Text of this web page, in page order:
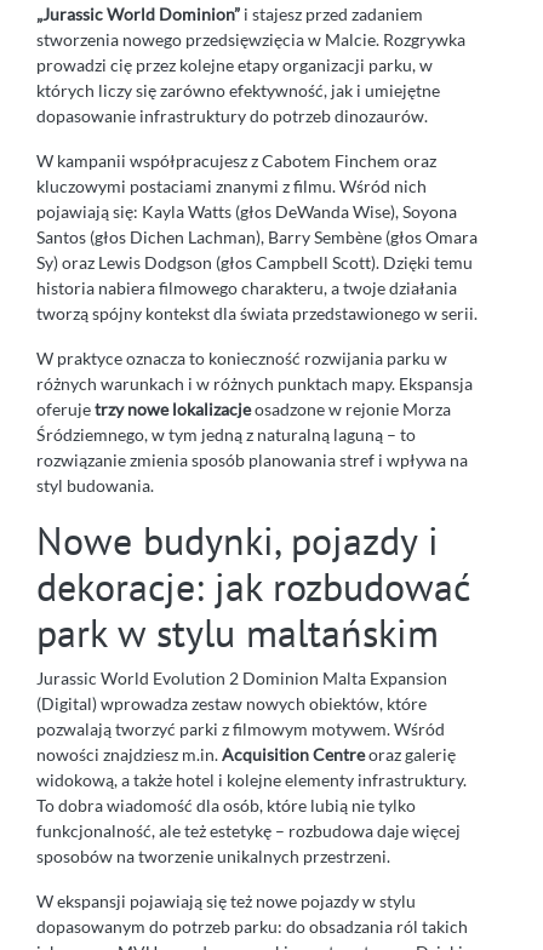
„Jurassic World Dominion” i stajesz przed zadaniem
stworzenia nowego przedsięwzięcia w Malcie. Rozgrywka
prowadzi cię przez kolejne etapy organizacji parku, w
których liczy się zarówno efektywność, jak i umiejętne
dopasowanie infrastruktury do potrzeb dinozaurów.
W kampanii współpracujesz z Cabotem Finchem oraz
kluczowymi postaciami znanymi z filmu. Wśród nich
pojawiają się: Kayla Watts (głos DeWanda Wise), Soyona
Santos (głos Dichen Lachman), Barry Sembène (głos Omara
Sy) oraz Lewis Dodgson (głos Campbell Scott). Dzięki temu
historia nabiera filmowego charakteru, a twoje działania
tworzą spójny kontekst dla świata przedstawionego w serii.
W praktyce oznacza to konieczność rozwijania parku w
różnych warunkach i w różnych punktach mapy. Ekspansja
oferujetrzy nowe lokalizacjeosadzone w rejonie Morza
Śródziemnego, w tym jedną z naturalną laguną – to
rozwiązanie zmienia sposób planowania stref i wpływa na
styl budowania.
Nowe budynki, pojazdy i
dekoracje: jak rozbudować
park w stylu maltańskim
Jurassic World Evolution 2 Dominion Malta Expansion
(Digital) wprowadza zestaw nowych obiektów, które
pozwalają tworzyć parki z filmowym motywem. Wśród
nowości znajdziesz m.in.Acquisition Centreoraz galerię
widokową, a także hotel i kolejne elementy infrastruktury.
To dobra wiadomość dla osób, które lubią nie tylko
funkcjonalność, ale też estetykę – rozbudowa daje więcej
sposobów na tworzenie unikalnych przestrzeni.
W ekspansji pojawiają się też nowe pojazdy w stylu
dopasowanym do potrzeb parku: do obsadzania ról takich